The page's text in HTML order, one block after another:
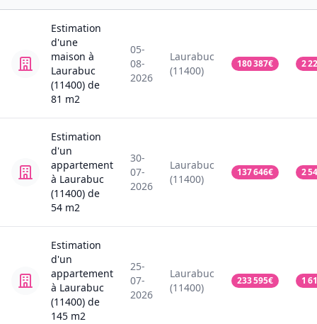
Estimation
d'une
maison à
Laurabuc
(11400) de
81 m2
05-
08-
2026
Laurabuc
(11400)
180 387€ 2
Estimation
d'un
appartement
à Laurabuc
(11400) de
54 m2
30-
07-
2026
Laurabuc
(11400)
137 646€ 2
Estimation
d'un
appartement
à Laurabuc
(11400) de
145 m2
25-
07-
2026
Laurabuc
(11400)
233 595€ 1